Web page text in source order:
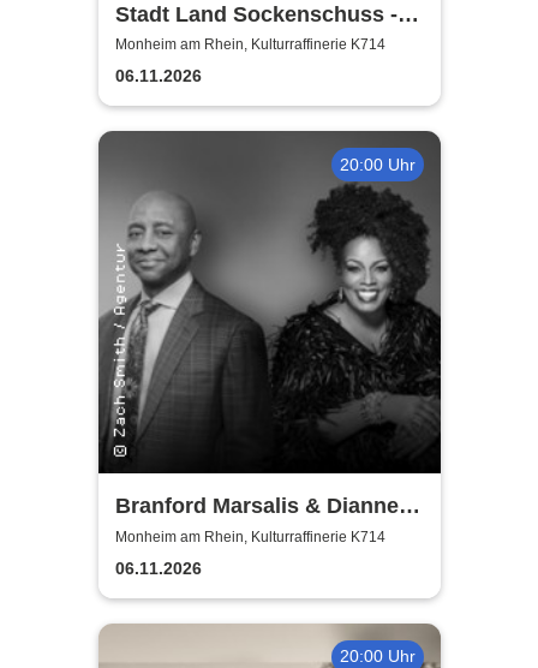
Stadt Land Sockenschuss -
Kabarett-Theater Distel
Monheim am Rhein, Kulturraffinerie K714
06.11.2026
20:00 Uhr
Branford Marsalis & Dianne
Reeves celebrate John
Coltrane
Monheim am Rhein, Kulturraffinerie K714
06.11.2026
20:00 Uhr